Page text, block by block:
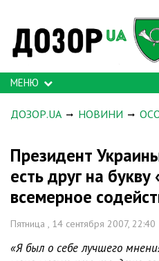
МЕНЮ
ДОЗОР.UA НОВИНИ
Президент
есть друг на
всемерное
Пятница , 14 сентября 2007, 22:40
«Я был о себе лучшего